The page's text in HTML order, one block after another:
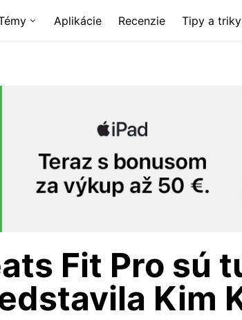
Aplikácie Recenzie Tipy a triky
Fit Pro sú
Kim